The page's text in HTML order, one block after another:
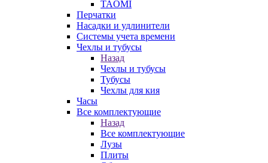
TAOMI
Перчатки
Насадки и удлинители
Системы учета времени
Чехлы и тубусы
Назад
Чехлы и тубусы
Тубусы
Чехлы для кия
Часы
Все комплектующие
Назад
Все комплектующие
Лузы
Плиты